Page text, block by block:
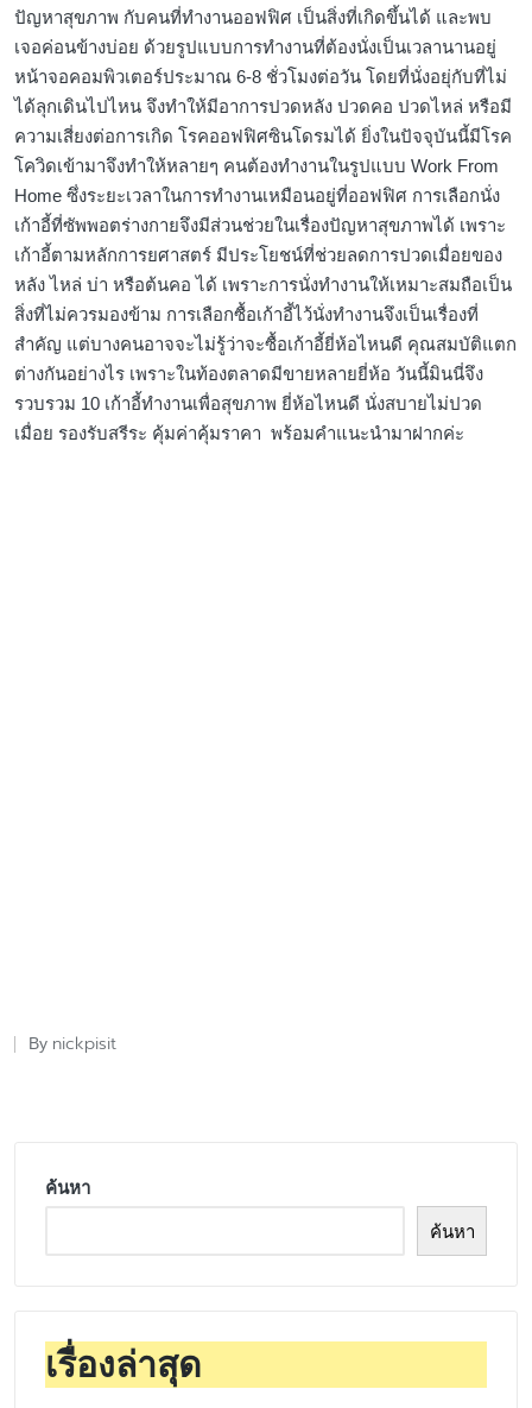
ปัญหาสุขภาพ กับคนที่ทำงานออฟฟิศ เป็นสิ่งที่เกิดขึ้นได้ และพบ
เจอค่อนข้างบ่อย ด้วยรูปแบบการทำงานที่ต้องนั่งเป็นเวลานานอยู่
หน้าจอคอมพิวเตอร์ประมาณ 6-8 ชั่วโมงต่อวัน โดยที่นั่งอยุ่กับที่ไม่
ได้ลุกเดินไปไหน จึงทำให้มีอาการปวดหลัง ปวดคอ ปวดไหล่ หรือมี
ความเสี่ยงต่อการเกิด โรคออฟฟิศซินโดรมได้ ยิ่งในปัจจุบันนี้มีโรค
โควิดเข้ามาจึงทำให้หลายๆ คนต้องทำงานในรูปแบบ Work From
Home ซึ่งระยะเวลาในการทำงานเหมือนอยู่ที่ออฟฟิศ การเลือกนั่ง
เก้าอี้ที่ซัพพอตร่างกายจึงมีส่วนช่วยในเรื่องปัญหาสุขภาพได้ เพราะ
เก้าอี้ตามหลักการยศาสตร์ มีประโยชน์ที่ช่วยลดการปวดเมื่อยของ
หลัง ไหล่ บ่า หรือต้นคอ ได้ เพราะการนั่งทำงานให้เหมาะสมถือเป็น
สิ่งที่ไม่ควรมองข้าม การเลือกซื้อเก้าอี้ไว้นั่งทำงานจึงเป็นเรื่องที่
สำคัญ แต่บางคนอาจจะไม่รู้ว่าจะซื้อเก้าอี้ยี่ห้อไหนดี คุณสมบัติแตก
ต่างกันอย่างไร เพราะในท้องตลาดมีขายหลายยี่ห้อ วันนี้มินนี่จึง
รวบรวม 10 เก้าอี้ทำงานเพื่อสุขภาพ ยี่ห้อไหนดี นั่งสบายไม่ปวด
เมื่อย รองรับสรีระ คุ้มค่าคุ้มราคา พร้อมคำแนะนำมาฝากค่ะ
Posted
By nickpisit
ค้นหา
ค้นหา
เรื่องล่าสุด